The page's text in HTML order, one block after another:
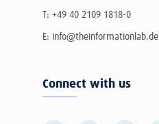
T: +49 40 2109 1818-0
E: info@theinformationlab.de
Connect with us